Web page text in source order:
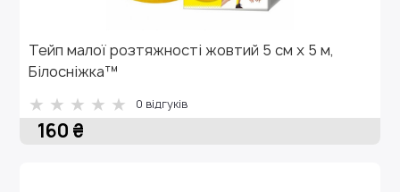
Тейп малої розтяжності жовтий 5 см х 5 м,
Білосніжка™
0 відгуків
160 ₴